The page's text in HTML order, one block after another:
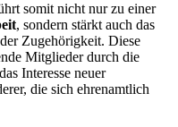
somit nicht nur zu einer
, sondern stärkt auch das
Zugehörigkeit. Diese
Mitglieder durch die
Interesse neuer
die sich ehrenamtlich